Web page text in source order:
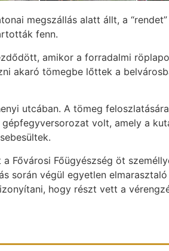
megszállás alatt állt, a
fenn.
amikor a forradalmi
akaró tömegbe lőttek a
utcában. A tömeg
volt, amely a
Fővárosi Főügyészség öt
során végül egyetlen
hogy részt vett a